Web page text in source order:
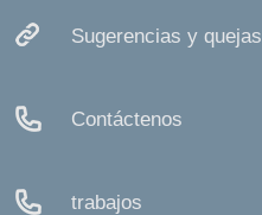
Sugerencias y quejas
Contáctenos
trabajos